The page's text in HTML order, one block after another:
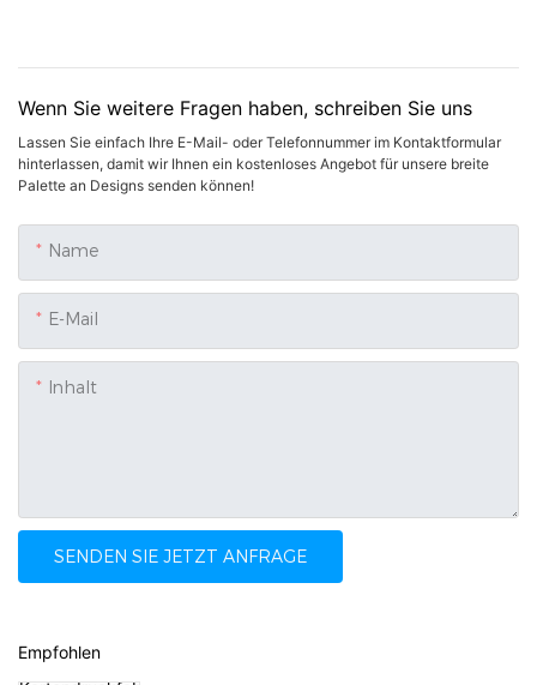
Wenn Sie weitere Fragen haben, schreiben Sie uns
Lassen Sie einfach Ihre E-Mail- oder Telefonnummer im Kontaktformular
hinterlassen, damit wir Ihnen ein kostenloses Angebot für unsere breite
Palette an Designs senden können!
Name
E-Mail
Inhalt
SENDEN SIE JETZT ANFRAGE
Empfohlen